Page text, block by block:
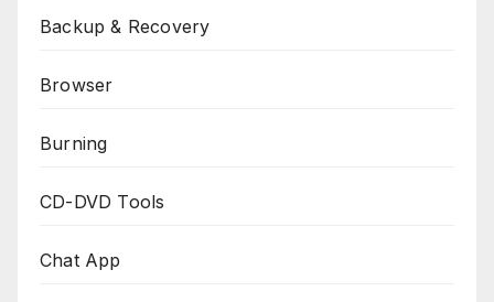
Backup & Recovery
Browser
Burning
CD-DVD Tools
Chat App